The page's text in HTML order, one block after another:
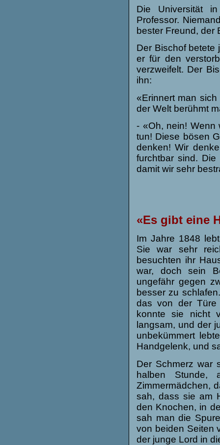
Die Universität
Professor.
bester Freund, der
Der Bischof betete
er für den
verzweifelt. Der
ihn:
«Erinnert man
der Welt berühmt
- «Oh, nein! Wenn
tun! Diese bösen
denken! Wir
furchtbar sind.
damit wir sehr
«Es gibt eine
Im Jahre 1848
Sie war sehr
besuchten ihr
war, doch sein
ungefähr gegen
besser zu
das von der Türe
konnte sie nicht
langsam, und der
unbekümmert
Handgelenk, und
Der Schmerz war
halben
Zimmermädchen,
sah, dass sie am
den Knochen, in
sah man die
von beiden Seiten
der junge Lord in